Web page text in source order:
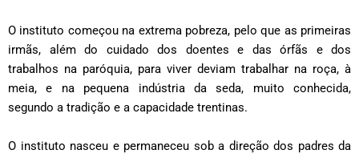
O instituto começou na extrema pobreza, pelo que as primeiras
irmãs, além do cuidado dos doentes e das órfãs e dos
trabalhos na paróquia, para viver deviam trabalhar na roça, à
meia, e na pequena indústria da seda, muito conhecida,
segundo a tradição e a capacidade trentinas.
O instituto nasceu e permaneceu sob a direção dos padres da